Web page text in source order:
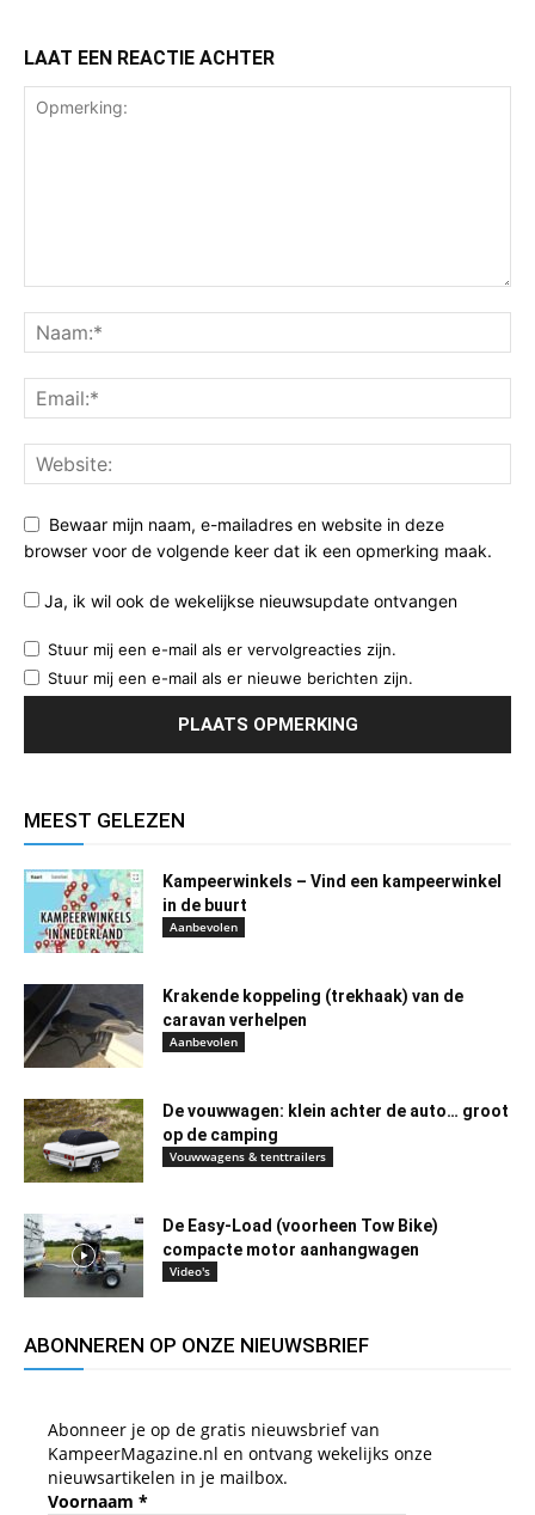
LAAT EEN REACTIE ACHTER
Bewaar mijn naam, e-mailadres en website in deze
browser voor de volgende keer dat ik een opmerking maak.
Ja, ik wil ook de wekelijkse nieuwsupdate ontvangen
Stuur mij een e-mail als er vervolgreacties zijn.
Stuur mij een e-mail als er nieuwe berichten zijn.
MEEST GELEZEN
Kampeerwinkels – Vind een kampeerwinkel
in de buurt
Aanbevolen
Krakende koppeling (trekhaak) van de
caravan verhelpen
Aanbevolen
De vouwwagen: klein achter de auto… groot
op de camping
Vouwwagens & tenttrailers
De Easy-Load (voorheen Tow Bike)
compacte motor aanhangwagen
Video's
ABONNEREN OP ONZE NIEUWSBRIEF
Abonneer je op de gratis nieuwsbrief van
KampeerMagazine.nl en ontvang wekelijks onze
nieuwsartikelen in je mailbox.
Voornaam *